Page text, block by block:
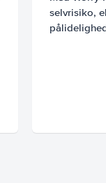
selvrisiko,